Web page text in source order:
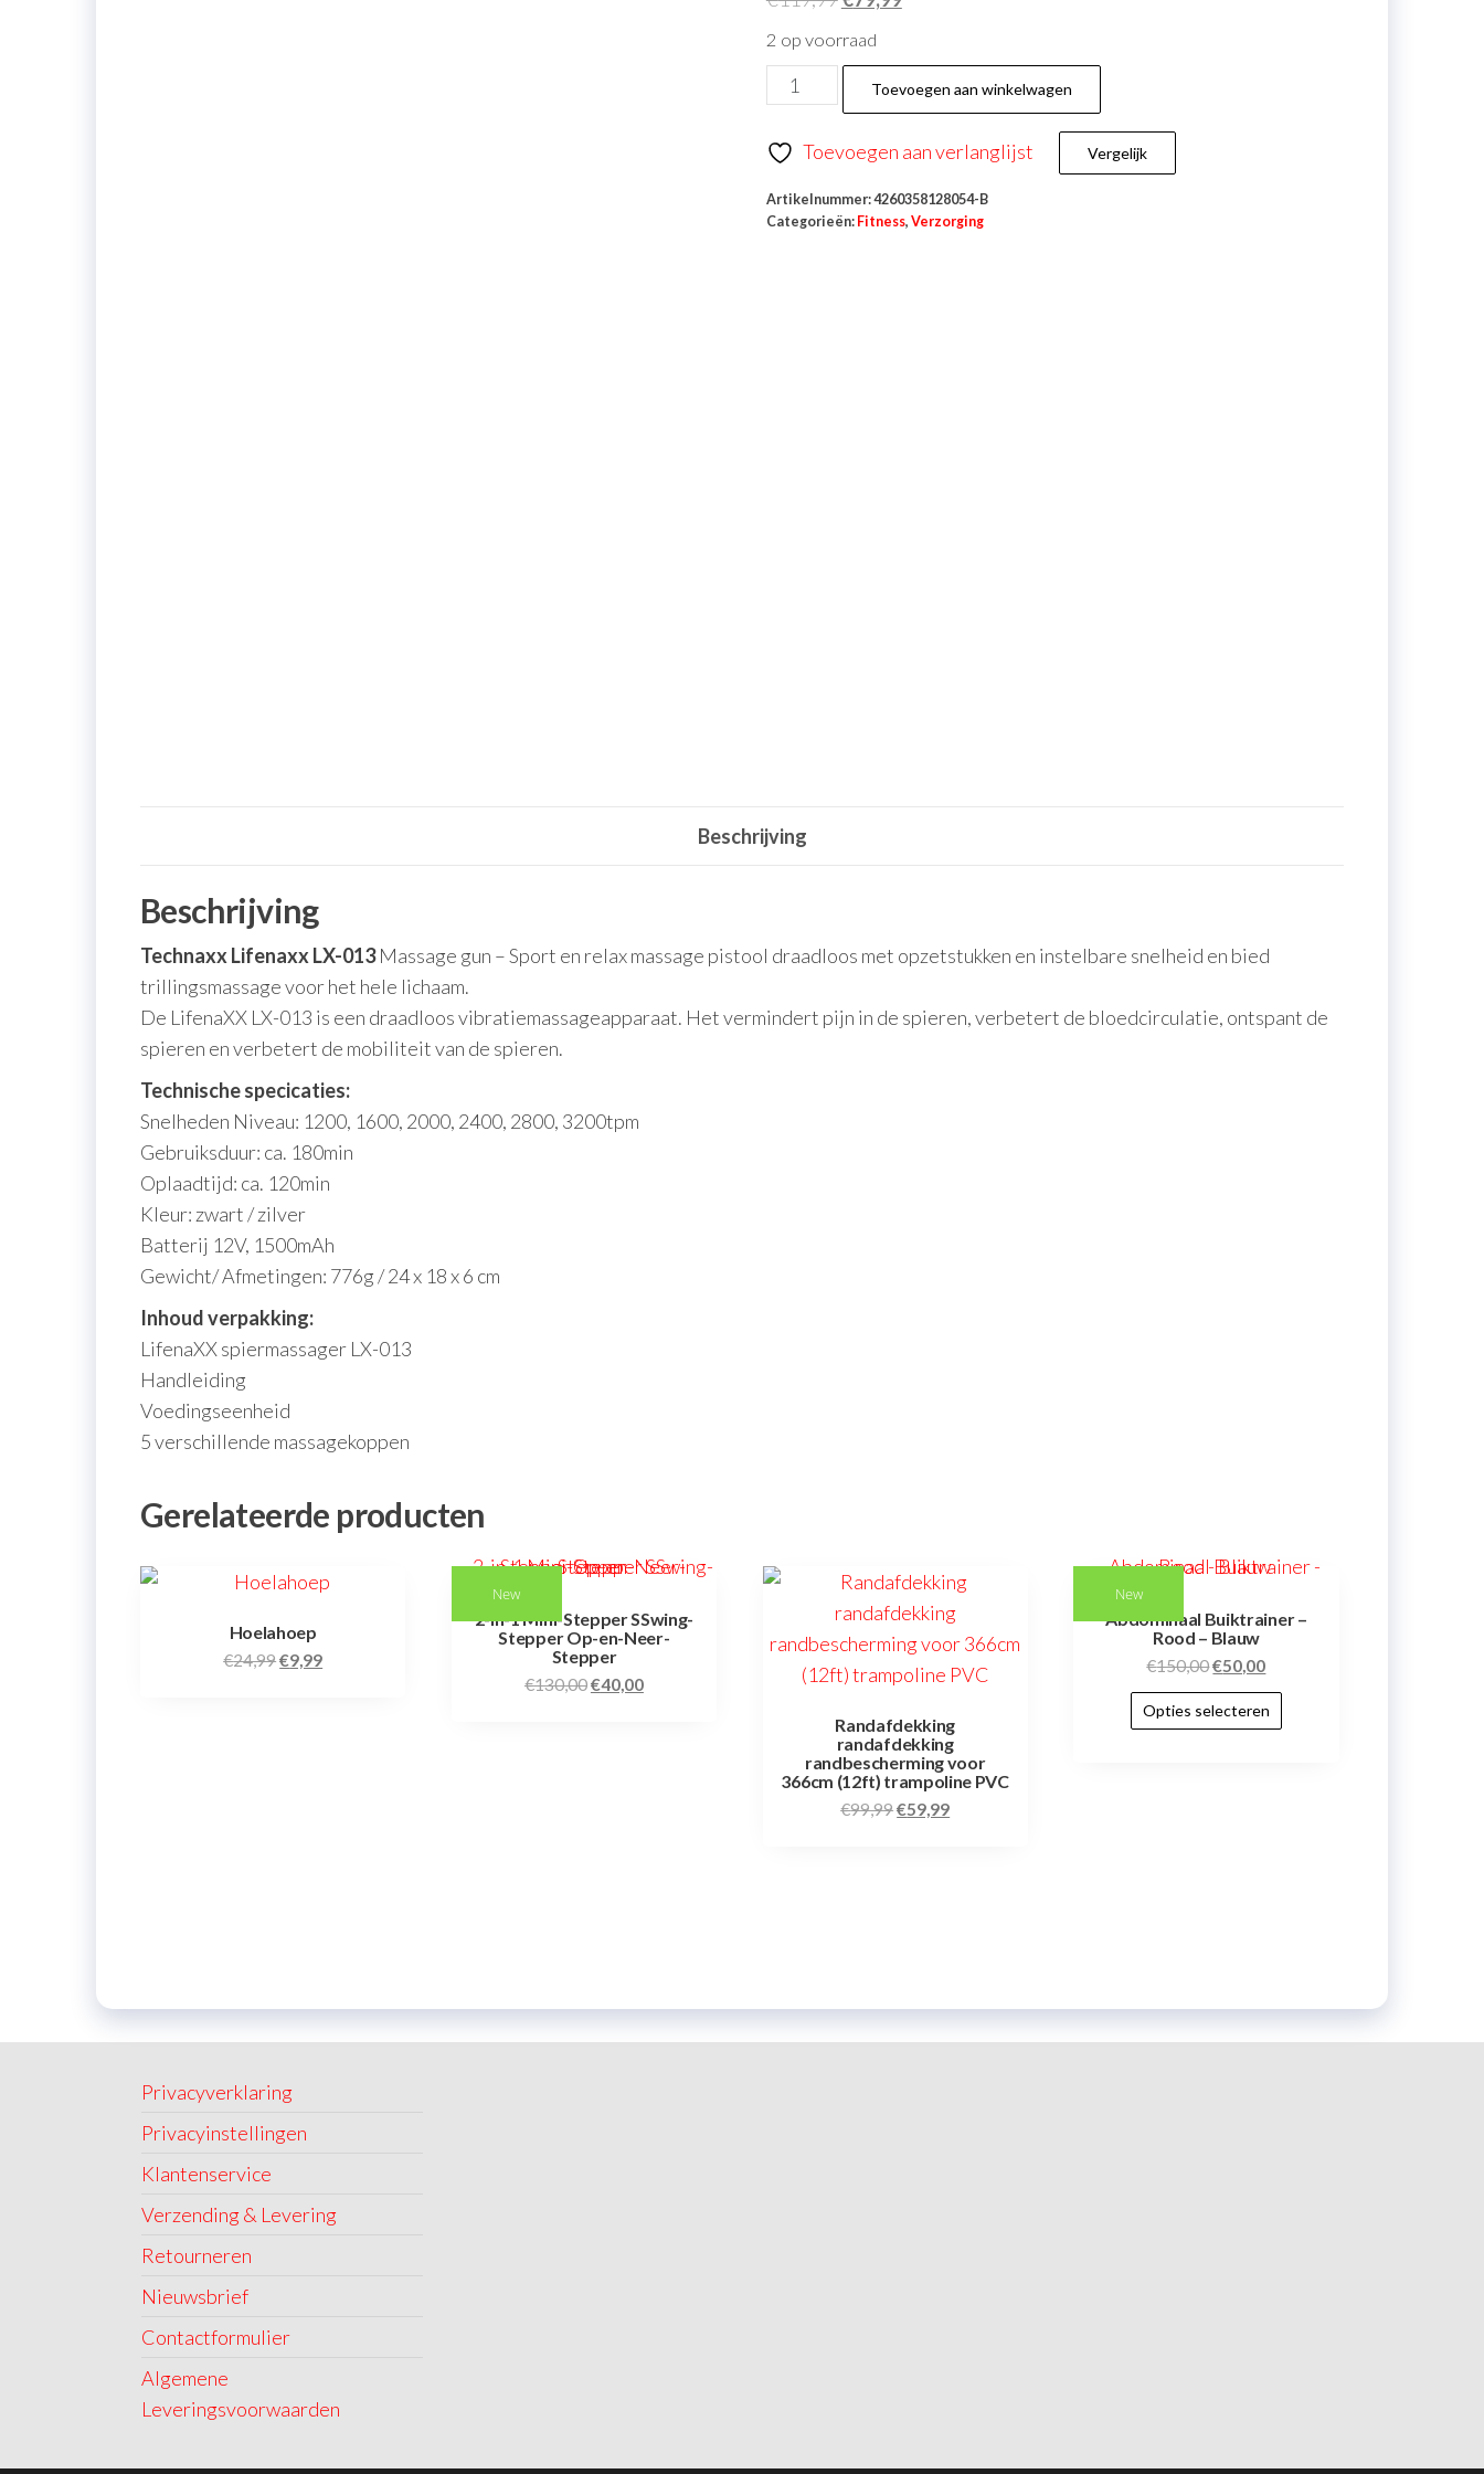
2 op voorraad
Toevoegen aan winkelwagen
Toevoegen aan verlanglijst Vergelijk
Artikelnummer:4260358128054-B
Categorieën: Fitness, Verzorging
Beschrijving
Beschrijving
Technaxx Lifenaxx LX-013Massage gun – Sport en relax massage pistool draadloos met opzetstukken en instelbare snelheid en bied
trillingsmassage voor het hele lichaam.
De LifenaXX LX-013 is een draadloos vibratiemassageapparaat. Het vermindert pijn in de spieren, verbetert de bloedcirculatie, ontspant de
spieren en verbetert de mobiliteit van de spieren.
Technische specicaties:
Snelheden Niveau: 1200, 1600, 2000, 2400, 2800, 3200tpm
Gebruiksduur: ca. 180min
Oplaadtijd: ca. 120min
Kleur: zwart / zilver
Batterij 12V, 1500mAh
Gewicht/ Afmetingen: 776g / 24 x 18 x 6 cm
Inhoud verpakking:
LifenaXX spiermassager LX-013
Handleiding
Voedingseenheid
5 verschillende massagekoppen
Gerelateerde producten
Hoelahoep
€24,99€9,99
New
2-in-1 Mini-Stepper SSwing-
Stepper Op-en-Neer-
Stepper
€130,00€40,00
Randafdekking
randafdekking
randbescherming voor
366cm (12ft) trampoline PVC
€99,99€59,99
New
Abdominaal Buiktrainer –
Rood – Blauw
€150,00€50,00
Opties selecteren
Privacyverklaring
Privacyinstellingen
Klantenservice
Verzending & Levering
Retourneren
Nieuwsbrief
Contactformulier
Algemene
Leveringsvoorwaarden